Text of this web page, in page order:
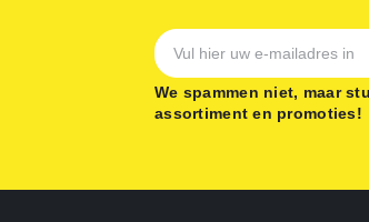
We spammen niet, maar
assortiment en promoties!